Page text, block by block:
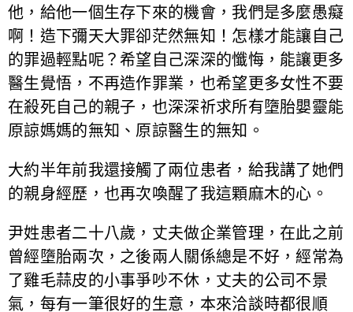
他，給他一個生存下來的機會，我們是多麼愚癡
啊！造下彌天大罪卻茫然無知！怎樣才能讓自己
的罪過輕點呢？希望自己深深的懺悔，能讓更多
醫生覺悟，不再造作罪業，也希望更多女性不要
在殺死自己的親子，也深深祈求所有墮胎嬰靈能
原諒媽媽的無知、原諒醫生的無知。
大約半年前我還接觸了兩位患者，給我講了她們
的親身經歷，也再次喚醒了我這顆麻木的心。
尹姓患者二十八歲，丈夫做企業管理，在此之前
曾經墮胎兩次，之後兩人關係總是不好，經常為
了雞毛蒜皮的小事爭吵不休，丈夫的公司不景
氣，每有一筆很好的生意，本來洽談時都很順